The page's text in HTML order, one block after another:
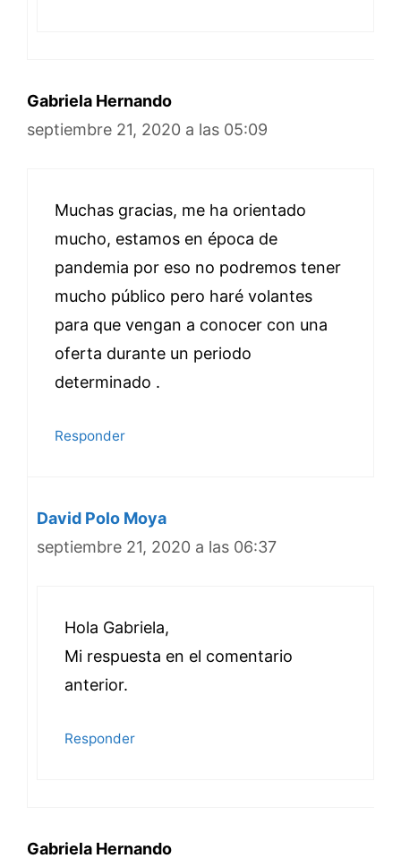
Gabriela Hernando
septiembre 21, 2020 a las 05:09
Muchas gracias, me ha orientado
mucho, estamos en época de
pandemia por eso no podremos tener
mucho público pero haré volantes
para que vengan a conocer con una
oferta durante un periodo
determinado .
Responder
David Polo Moya
septiembre 21, 2020 a las 06:37
Hola Gabriela,
Mi respuesta en el comentario
anterior.
Responder
Gabriela Hernando